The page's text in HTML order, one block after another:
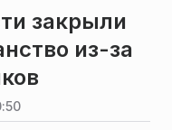
закрыли
из-за